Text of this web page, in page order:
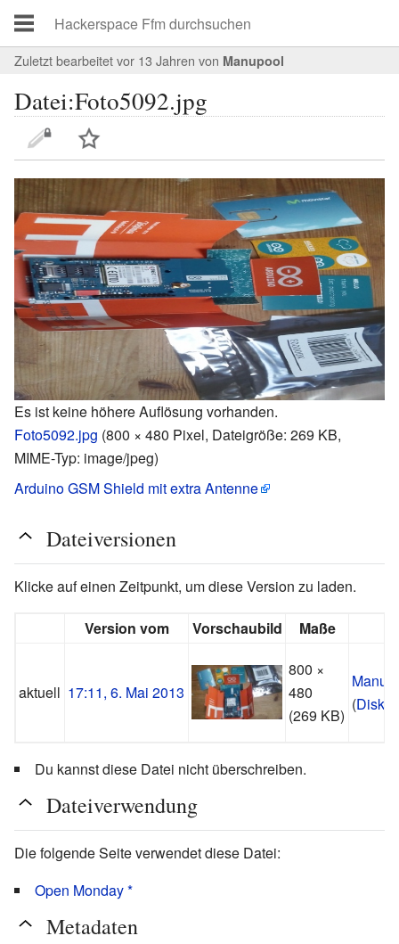
Zuletzt bearbeitet vor 13 Jahren von Manupool
Datei:Foto5092.jpg
Es ist keine höhere Auflösung vorhanden.
Foto5092.jpg (800 × 480 Pixel, Dateigröße: 269 KB,
MIME-Typ: image/jpeg)
Arduino GSM Shield mit extra Antenne
Dateiversionen
Klicke auf einen Zeitpunkt, um diese Version zu laden.
Version vom Vorschaubild Maße
aktuell 17:11, 6. Mai 2013
800 ×
480
(269 KB)
(
Du kannst diese Datei nicht überschreiben.
Dateiverwendung
Die folgende Seite verwendet diese Datei:
Open Monday *
Metadaten